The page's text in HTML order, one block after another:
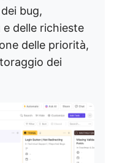
bug,
delle richieste
delle priorità,
dei